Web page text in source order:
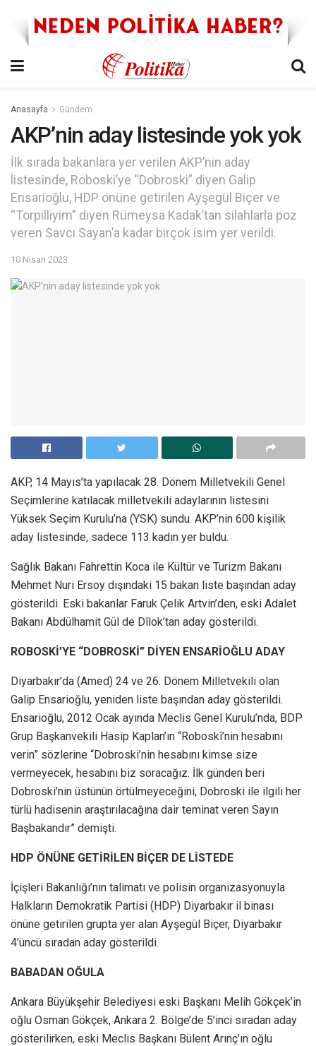
Anasayfa Gündem
AKP’nin aday listesinde yok yok
İlk sırada bakanlara yer verilen AKP’nin aday
listesinde, Roboski’ye “Dobroski” diyen Galip
Ensarioğlu, HDP önüne getirilen Ayşegül Biçer ve
“Torpilliyim” diyen Rümeysa Kadak’tan silahlarla poz
veren Savcı Sayan’a kadar birçok isim yer verildi.
10 Nisan 2023
AKP, 14 Mayıs’ta yapılacak 28. Dönem Milletvekili Genel
Seçimlerine katılacak milletvekili adaylarının listesini
Yüksek Seçim Kurulu’na (YSK) sundu. AKP’nin 600 kişilik
aday listesinde, sadece 113 kadın yer buldu.
Sağlık Bakanı Fahrettin Koca ile Kültür ve Turizm Bakanı
Mehmet Nuri Ersoy dışındaki 15 bakan liste başından aday
gösterildi. Eski bakanlar Faruk Çelik Artvin’den, eski Adalet
Bakanı Abdülhamit Gül de Dîlok’tan aday gösterildi.
ROBOSKİ’YE “DOBROSKİ” DİYEN ENSARİOĞLU ADAY
Diyarbakır’da (Amed) 24 ve 26. Dönem Milletvekili olan
Galip Ensarioğlu, yeniden liste başından aday gösterildi.
Ensarioğlu, 2012 Ocak ayında Meclis Genel Kurulu’nda, BDP
Grup Başkanvekili Hasip Kaplan’ın “Roboskî’nin hesabını
verin” sözlerine “Dobroski’nin hesabını kimse size
vermeyecek, hesabını biz soracağız. İlk günden beri
Dobroski’nin üstünün örtülmeyeceğini, Dobroski ile ilgili her
türlü hadisenin araştırılacağına dair teminat veren Sayın
Başbakandır” demişti.
HDP ÖNÜNE GETİRİLEN BİÇER DE LİSTEDE
İçişleri Bakanlığı’nın talimatı ve polisin organizasyonuyla
Halkların Demokratik Partisi (HDP) Diyarbakır il binası
önüne getirilen grupta yer alan Ayşegül Biçer, Diyarbakır
4’üncü sıradan aday gösterildi.
BABADAN OĞULA
Ankara Büyükşehir Belediyesi eski Başkanı Melih Gökçek’in
oğlu Osman Gökçek, Ankara 2. Bölge’de 5’inci sıradan aday
gösterilirken, eski Meclis Başkanı Bülent Arınç’ın oğlu